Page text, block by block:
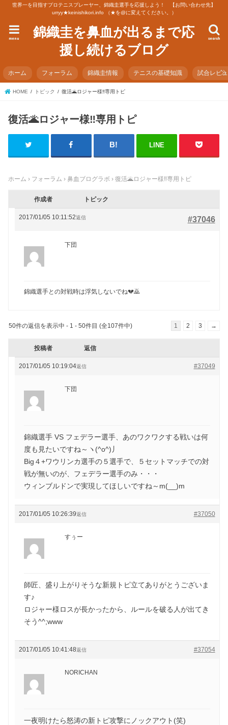
世界一を目指すプロテニスプレーヤー、錦織圭選手を応援しよう！ 【お問い合わせ先】
urryy★keinishikori.info （★を@に変えてください。）
錦織圭を鼻血が出るまで応
援し続けるブログ
search
menu
ホーム フォーラム 錦織圭情報 テニスの基礎知識 試合レビ
HOME トピック 復活🌋ロジャー様‼️専用トピ
復活🌋ロジャー様‼️専用トピ
LINE
ホーム › フォーラム › 鼻血ブログラボ › 復活🌋ロジャー様‼️専用トピ
作成者 トピック
2017/01/05 10:11:52 #37046
返信
下団
錦織選手との対戦時は浮気しないでね💔🙇
50件の返信を表示中 - 1 - 50件目 (全107件中) 1 2 3 →
投稿者 返信
2017/01/05 10:19:04 #37049
返信
下団
錦織選手 VS フェデラー選手、あのワクワクする戦いは何
度も見たいですね～ヽ(^o^)丿
Big４+ワウリンカ選手の５選手で、５セットマッチでの対
戦が無いのが、フェデラー選手のみ・・・
ウィンブルドンで実現してほしいですね～m(__)m
2017/01/05 10:26:39 #37050
返信
すぅー
師匠、盛り上がりそうな新規トピ立てありがとうございま
す♪
ロジャー様ロスが長かったから、ルールを破る人が出てき
そう^^;www
2017/01/05 10:41:48 #37054
返信
NORICHAN
一夜明けたら怒涛の新トピ攻撃にノックアウト(笑)